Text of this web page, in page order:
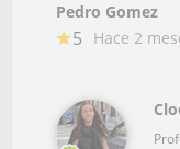
Pedro Gomez
5 Hace 2